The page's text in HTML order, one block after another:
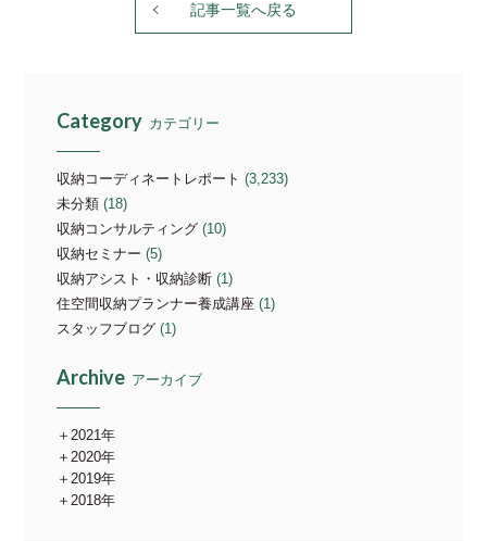
記事一覧へ戻る
Category カテゴリー
収納コーディネートレポート (3,233)
未分類 (18)
収納コンサルティング (10)
収納セミナー (5)
収納アシスト・収納診断 (1)
住空間収納プランナー養成講座 (1)
スタッフブログ (1)
Archive アーカイブ
2021年
2020年
2019年
2018年